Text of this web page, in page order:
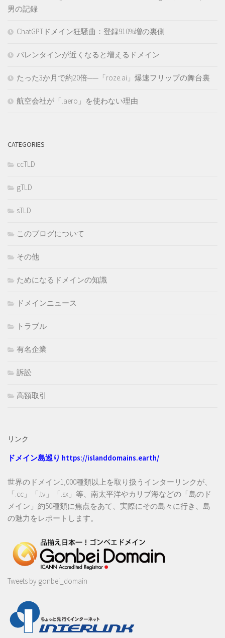
男の記録
ChatGPTドメイン狂騒曲：登録910%増の裏側
バレンタインが近くなると増えるドメイン
たった3か月で約20倍──「roze.ai」爆速フリップの舞台裏
航空会社が「.aero」を使わない理由
CATEGORIES
ccTLD
gTLD
sTLD
このブログについて
その他
ためになるドメインの知識
ドメインニュース
トラブル
有名企業
訴訟
高額取引
リンク
ドメイン島巡り https://islanddomains.earth/
世界のドメイン1,000種類以上を取り扱うインターリンクが、
「.cc」「.tv」「.sx」等、南太平洋やカリブ海などの「島のド
メイン」約50種類に焦点をあて、実際にその島々に行き、島
の魅力をレポートします。
Tweets by gonbei_domain